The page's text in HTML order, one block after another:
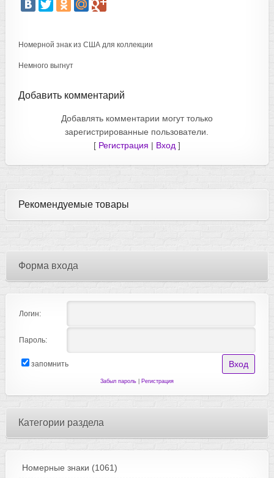
Номерной знак из США для коллекции
Немного выгнут
Добавить комментарий
Добавлять комментарии могут только
зарегистрированные пользователи.
[ Регистрация | Вход ]
Рекомендуемые товары
Форма входа
Логин:
Пароль:
запомнить
Забыл пароль| Регистрация
Категории раздела
Номерные знаки (1061)